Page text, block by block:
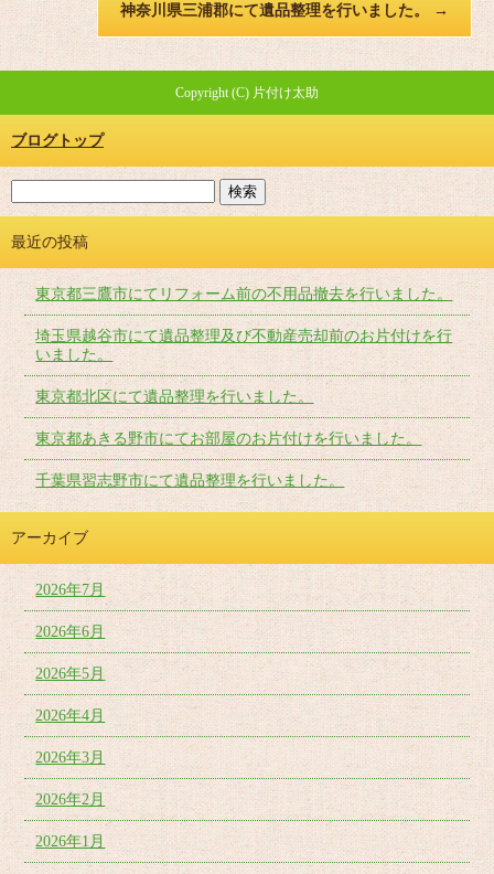
神奈川県三浦郡にて遺品整理を行いました。 →
Copyright (C) 片付け太助
ブログトップ
最近の投稿
東京都三鷹市にてリフォーム前の不用品撤去を行いました。
埼玉県越谷市にて遺品整理及び不動産売却前のお片付けを行
いました。
東京都北区にて遺品整理を行いました。
東京都あきる野市にてお部屋のお片付けを行いました。
千葉県習志野市にて遺品整理を行いました。
アーカイブ
2026年7月
2026年6月
2026年5月
2026年4月
2026年3月
2026年2月
2026年1月